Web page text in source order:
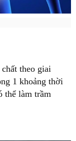
theo giai
1 khoảng thời
thể làm trầm